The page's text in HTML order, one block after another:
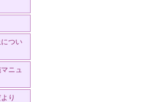
つい
ニュ
り